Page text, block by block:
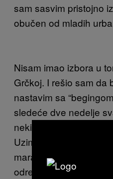
sam sasvim pristojno
obučen od mladih
Nisam imao izbora u
Grčkoj. I rešio sam da
nastavim sa
sledeće dve nedelje
neki drugi deo grada, i
Uzimao sam u proseku
maraka, sve u
određenom kvartu.